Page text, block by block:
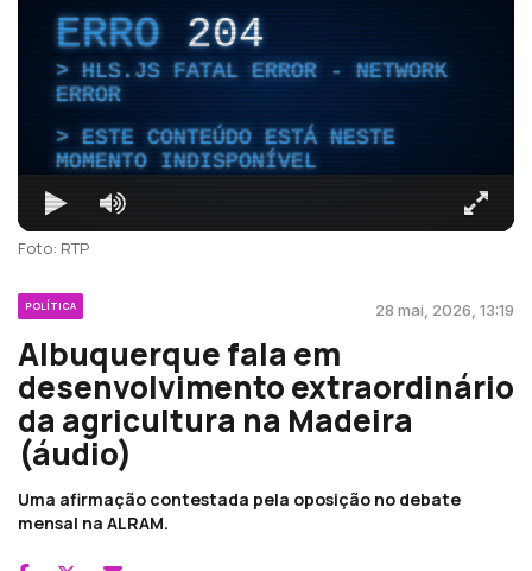
ERRO204
HLS.JS FATAL ERROR - NETWORK
ERROR
ESTE CONTEÚDO ESTÁ NESTE
MOMENTO INDISPONÍVEL
Foto: RTP
POLÍTICA 28 mai, 2026, 13:19
Albuquerque fala em
desenvolvimento extraordinário
da agricultura na Madeira
(áudio)
Uma afirmação contestada pela oposição no debate
mensal na ALRAM.